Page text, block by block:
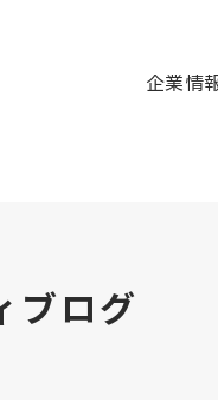
にあわれた皆様に謹ん
企業情
ブログ